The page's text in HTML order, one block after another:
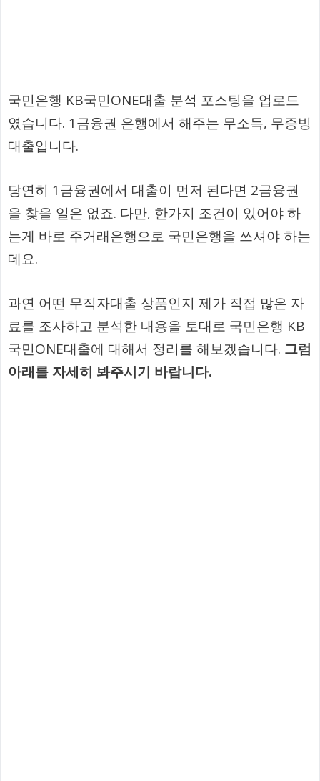
국민은행 KB국민ONE대출 분석 포스팅을 업로드
였습니다. 1금융권 은행에서 해주는 무소득, 무증빙
대출입니다.
당연히 1금융권에서 대출이 먼저 된다면 2금융권
을 찾을 일은 없죠. 다만, 한가지 조건이 있어야 하
는게 바로 주거래은행으로 국민은행을 쓰셔야 하는
데요.
과연 어떤 무직자대출 상품인지 제가 직접 많은 자
료를 조사하고 분석한 내용을 토대로 국민은행 KB
국민ONE대출에 대해서 정리를 해보겠습니다. 그럼
아래를 자세히 봐주시기 바랍니다.